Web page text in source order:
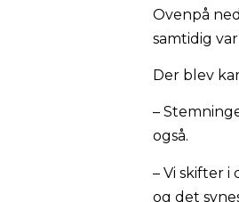
Ovenpå
samtidig
Der blev
–
også.
– Vi skifter
og det